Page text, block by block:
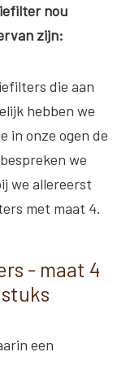
nou
zijn:
die aan
hebben we
in onze ogen de
we
we allereerst
met maat 4.
- maat 4
een